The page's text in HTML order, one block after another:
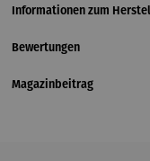
Informationen zum
Bewertungen
Magazinbeitrag